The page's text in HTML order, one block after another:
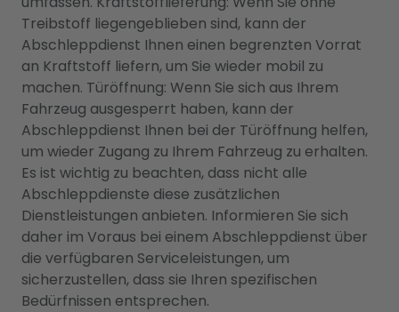
Treibstoff liegengeblieben sind, kann der
Abschleppdienst Ihnen einen begrenzten Vorrat
an Kraftstoff liefern, um Sie wieder mobil zu
machen. Türöffnung: Wenn Sie sich aus Ihrem
Fahrzeug ausgesperrt haben, kann der
Abschleppdienst Ihnen bei der Türöffnung helfen,
um wieder Zugang zu Ihrem Fahrzeug zu erhalten.
Es ist wichtig zu beachten, dass nicht alle
Abschleppdienste diese zusätzlichen
Dienstleistungen anbieten. Informieren Sie sich
daher im Voraus bei einem Abschleppdienst über
die verfügbaren Serviceleistungen, um
sicherzustellen, dass sie Ihren spezifischen
Bedürfnissen entsprechen.